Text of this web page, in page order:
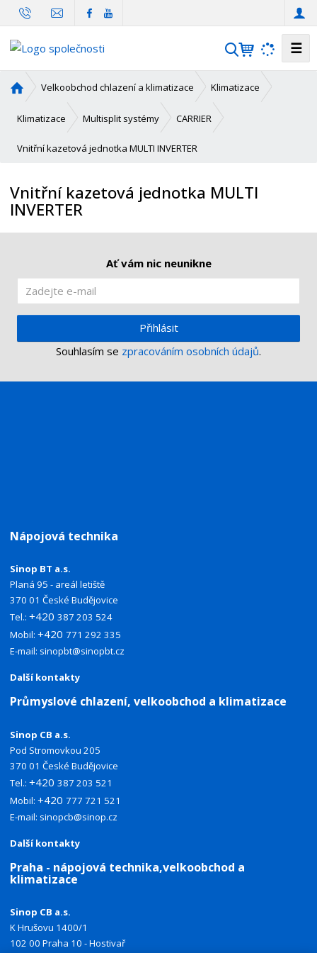
V
h
☰
v
o
n
t
r
Velkoobchod chlazení a klimatizace Klimatizace
Klimatizace Multisplit systémy CARRIER
Vnitřní kazetová jednotka MULTI INVERTER
Vnitřní kazetová jednotka MULTI
INVERTER
Ať vám nic neunikne
Přihlásit
Souhlasím se zpracováním osobních údajů.
Nápojová technika
Sinop BT a.s.
Planá 95 - areál letiště
370 01 České Budějovice
Tel.:+420387 203 524
Mobil:+420771 292 335
E-mail: sinopbt@sinopbt.cz
Další kontakty
Průmyslové chlazení, velkoobchod a klimatizace
Sinop CB a.s.
Pod Stromovkou 205
370 01 České Budějovice
Tel.:+420387 203 521
Mobil:+420777 721 521
E-mail: sinopcb@sinop.cz
Další kontakty
Praha - nápojová technika,velkoobchod a
klimatizace
Sinop CB a.s.
K Hrušovu 1400/1
102 00 Praha 10 - Hostivař